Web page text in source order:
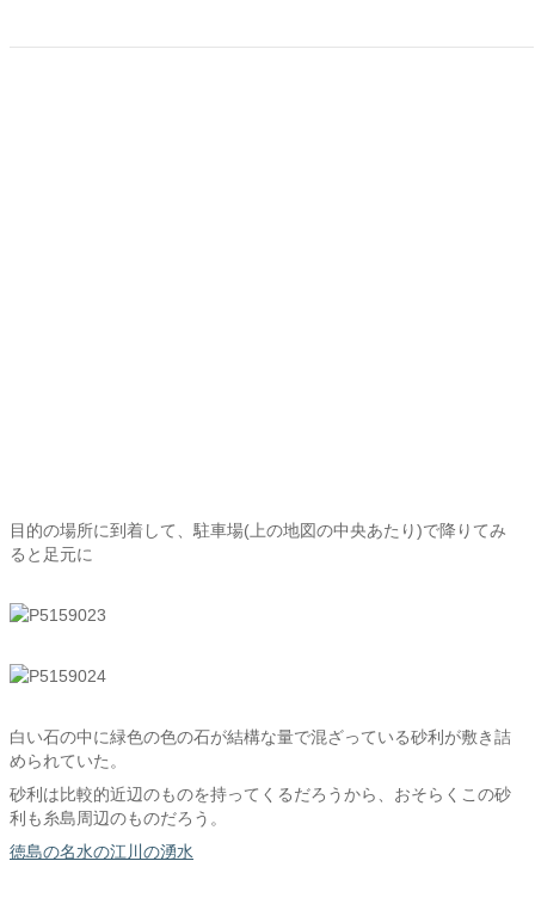
目的の場所に到着して、駐車場(上の地図の中央あたり)で降りてみ
ると足元に
白い石の中に緑色の色の石が結構な量で混ざっている砂利が敷き詰
められていた。
砂利は比較的近辺のものを持ってくるだろうから、おそらくこの砂
利も糸島周辺のものだろう。
徳島の名水の江川の湧水